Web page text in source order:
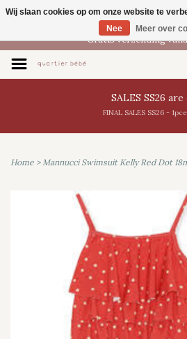
NL
Gratis verzending
SALES SS26 are
FINAL SALES SS26 -
Home >Mannucci Swimsuit Kelly Red Dot
Wij slaan cookies op om onze website te
Nee
Meer over